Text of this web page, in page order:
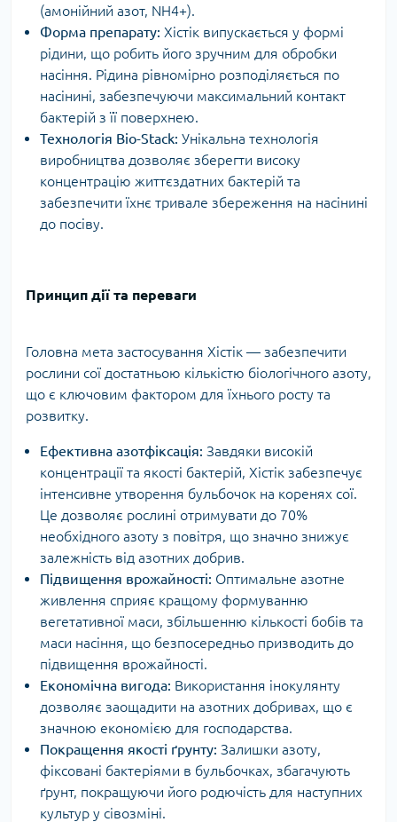
(амонійний азот, NH4+).
Форма препарату: Хістік випускається у формі
рідини, що робить його зручним для обробки
насіння. Рідина рівномірно розподіляється по
насінині, забезпечуючи максимальний контакт
бактерій з її поверхнею.
Технологія Bio-Stack: Унікальна технологія
виробництва дозволяє зберегти високу
концентрацію життєздатних бактерій та
забезпечити їхнє тривале збереження на насінині
до посіву.
Принцип дії та переваги
Головна мета застосування Хістік — забезпечити
рослини сої достатньою кількістю біологічного азоту,
що є ключовим фактором для їхнього росту та
розвитку.
Ефективна азотфіксація: Завдяки високій
концентрації та якості бактерій, Хістік забезпечує
інтенсивне утворення бульбочок на коренях сої.
Це дозволяє рослині отримувати до 70%
необхідного азоту з повітря, що значно знижує
залежність від азотних добрив.
Підвищення врожайності: Оптимальне азотне
живлення сприяє кращому формуванню
вегетативної маси, збільшенню кількості бобів та
маси насіння, що безпосередньо призводить до
підвищення врожайності.
Економічна вигода: Використання інокулянту
дозволяє заощадити на азотних добривах, що є
значною економією для господарства.
Покращення якості ґрунту: Залишки азоту,
фіксовані бактеріями в бульбочках, збагачують
ґрунт, покращуючи його родючість для наступних
культур у сівозміні.